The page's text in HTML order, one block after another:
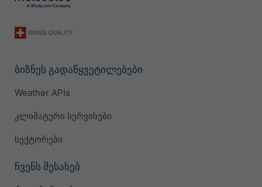
ბიზნეს გადაწყვეტილებები
Weather APIs
კლიმატური სერვისები
სექტორები
ჩვენს შესახებ